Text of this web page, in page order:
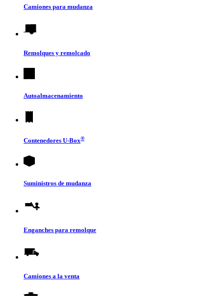
Camiones para mudanza
Remolques y remolcado
Autoalmacenamiento
Contenedores U-Box®
Suministros de mudanza
Enganches para remolque
Camiones a la venta